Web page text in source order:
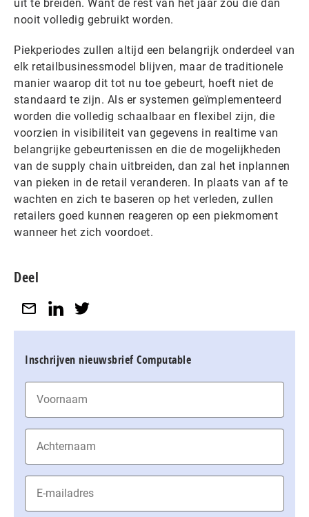
uit te breiden. Want de rest van het jaar zou die dan
nooit volledig gebruikt worden.
Piekperiodes zullen altijd een belangrijk onderdeel van
elk retailbusinessmodel blijven, maar de traditionele
manier waarop dit tot nu toe gebeurt, hoeft niet de
standaard te zijn. Als er systemen geïmplementeerd
worden die volledig schaalbaar en flexibel zijn, die
voorzien in visibiliteit van gegevens in realtime van
belangrijke gebeurtenissen en die de mogelijkheden
van de supply chain uitbreiden, dan zal het inplannen
van pieken in de retail veranderen. In plaats van af te
wachten en zich te baseren op het verleden, zullen
retailers goed kunnen reageren op een piekmoment
wanneer het zich voordoet.
Deel
Inschrijven nieuwsbrief Computable